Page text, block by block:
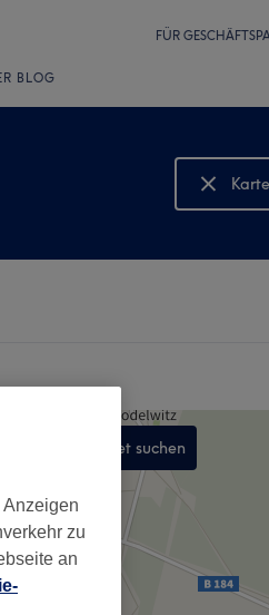
FÜR
BLOG
In diesem Gebiet suchen
zu
an